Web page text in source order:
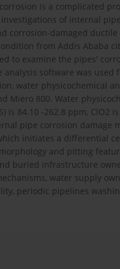
is a complicated
of internal
corrosion-damaged
from Addis Ababa
to examine the pipes'
analysis software was
water physicochemical
Miero 800. Water
is 84.10 -262.8 ppm, ClO2
pipe corrosion damage
initiates a differential
and pitting
buried infrastructure
water supply
periodic pipelines